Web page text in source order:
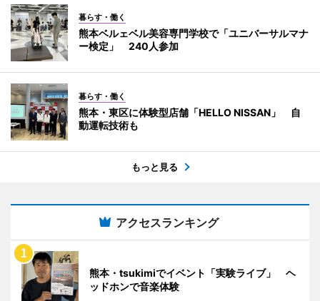
暮らす・働く
熊本ベルェベル美容専門学校で「ユニバーサルマナ
ー検定」 240人参加
暮らす・働く
熊本・東区に体験型店舗「HELLO NISSAN」 自
動運転技術も
もっと見る
アクセスランキング
熊本・tsukimiでイベント「実験ライブ」 ヘ
ッドホンで音楽体験